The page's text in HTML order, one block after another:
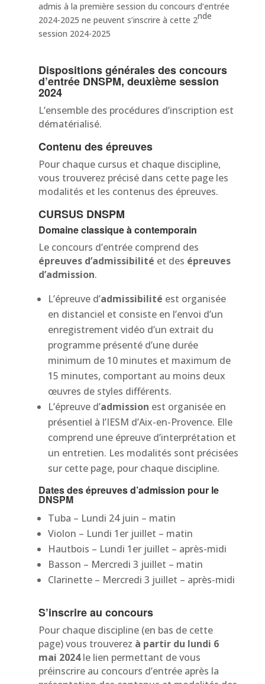
admis à la première session du concours d’entrée
2024-2025 ne peuvent s’inscrire à cette 2nde
session 2024-2025
Dispositions générales des concours
d’entrée DNSPM, deuxième session
2024
L’ensemble des procédures d’inscription est
dématérialisé.
Contenu des épreuves
Pour chaque cursus et chaque discipline,
vous trouverez précisé dans cette page les
modalités et les contenus des épreuves.
CURSUS DNSPM
Domaine classique à contemporain
Le concours d’entrée comprend des
épreuves d’admissibilité et des épreuves
d’admission.
L’épreuve d’admissibilité est organisée
en distanciel et consiste en l’envoi d’un
enregistrement vidéo d’un extrait du
programme présenté d’une durée
minimum de 10 minutes et maximum de
15 minutes, comportant au moins deux
œuvres de styles différents.
L’épreuve d’admission est organisée en
présentiel à l’IESM d’Aix-en-Provence. Elle
comprend une épreuve d’interprétation et
un entretien. Les modalités sont précisées
sur cette page, pour chaque discipline.
Dates des épreuves d’admission pour le
DNSPM
Tuba – Lundi 24 juin – matin
Violon – Lundi 1er juillet – matin
Hautbois – Lundi 1er juillet – après-midi
Basson – Mercredi 3 juillet – matin
Clarinette – Mercredi 3 juillet – après-midi
S’inscrire au concours
Pour chaque discipline (en bas de cette
page) vous trouverez à partir du lundi 6
mai 2024le lien permettant de vous
préinscrire au concours d’entrée après la